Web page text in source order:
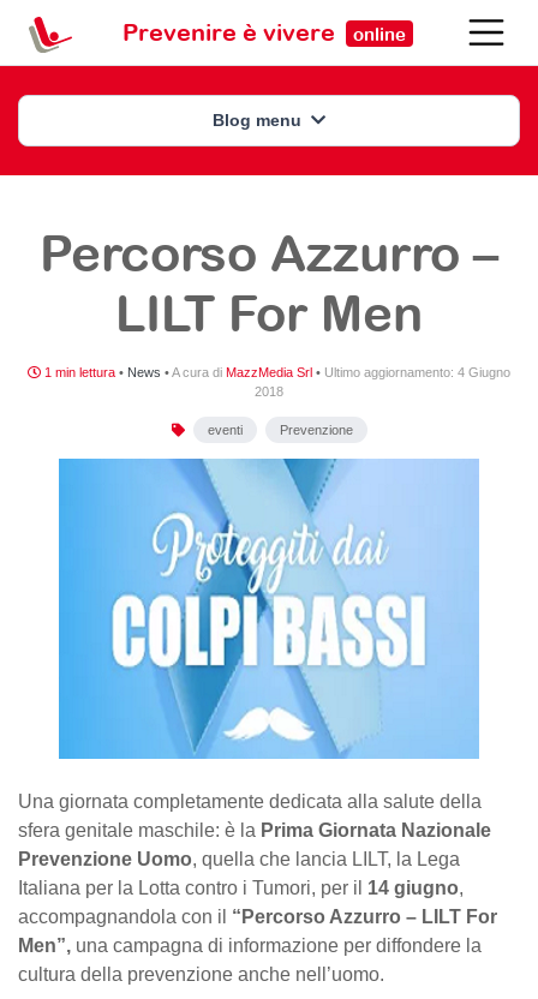
Prevenire è vivere online
Blog menu
Percorso Azzurro –
LILT For Men
1 min lettura • News •A cura di MazzMedia Srl • Ultimo aggiornamento: 4 Giugno
2018
eventi Prevenzione
Una giornata completamente dedicata alla salute della
sfera genitale maschile: è la Prima Giornata Nazionale
Prevenzione Uomo, quella che lancia LILT, la Lega
Italiana per la Lotta contro i Tumori, per il 14 giugno,
accompagnandola con il “Percorso Azzurro – LILT For
Men”, una campagna di informazione per diffondere la
cultura della prevenzione anche nell’uomo.